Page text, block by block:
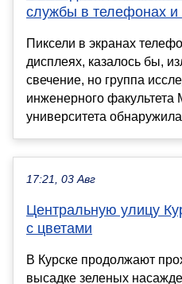
службы в телефонах и
Пиксели в экранах
дисплеях, казалось бы,
свечение, но группа
инженерного факультета
университета
17:21, 03 Авг
Центральную улицу
с цветами
В Курске продолжают
высадке зеленых